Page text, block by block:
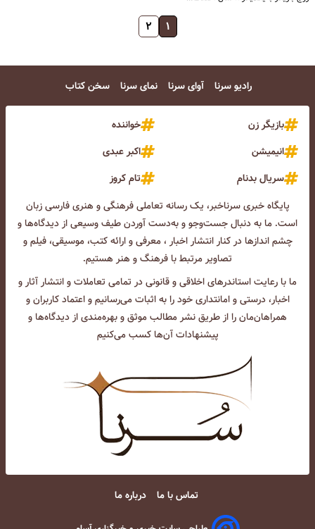
۱ ۲
رادیو سرنا آوای سرنا نمای سرنا سخن کتاب
بازیگر زن
خواننده
انیمیشن
اکبر عبدی
سریال بدنام
تام کروز
پایگاه خبری سرناخبر، یک رسانه تعاملی فرهنگی و هنری فارسی زبان
است. ما به دنبال جست‌و‌جو و به‌دست آوردن طیف وسیعی از دیدگاه‌ها و
چشم انداز‌ها در کنار انتشار اخبار ، معرفی و ارائه کتب، موسیقی، فیلم و
تصاویر مرتبط با فرهنگ و هنر هستیم.
ما با رعایت استاندرهای اخلاقی و قانونی در تمامی تعاملات و انتشار آثار و
اخبار، درستی و امانتداری خود را به اثبات می‌رسانیم و اعتماد کاربران و
همراهان‌مان را از طریق نشر مطالب موثق و بهره‌مندی از دیدگاه‌ها و
پیشنهادات آن‌ها کسب می‌کنیم
تماس با ما درباره ما